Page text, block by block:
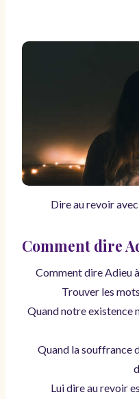
Dire au revoir
Comment dire
Comment dire Adieu
Trouver les
Quand notre existence
Quand la souffrance
Lui dire au revoir